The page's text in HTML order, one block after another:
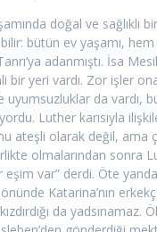
doğal ve sağlıklı
bütün ev yaşamı,
adanmıştı. İsa
bir yeri vardı. Zor işler
uyumsuzluklar da vardı,
Luther karısıyla
ateşli olarak değil, ama
olmalarından sonra
eşim var” derdi. Öte
Katarina’nın
da yadsınamaz.